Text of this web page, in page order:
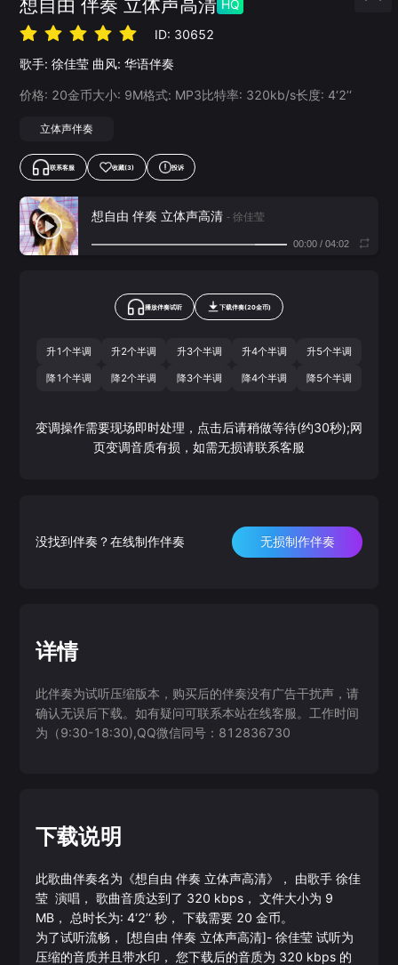
想自由 伴奏 立体声高清 HQ
ID: 30652
歌手: 徐佳莹 曲风: 华语伴奏
价格: 20金币大小: 9M格式: MP3比特率: 320kb/s长度: 4‘2’‘
立体声伴奏
联系客服 收藏(3) 投诉
想自由 伴奏 立体声高清 - 徐佳莹
00:00/ 04:02
播放伴奏试听 下载伴奏(20金币)
升1个半调 升2个半调 升3个半调 升4个半调 升5个半调
降1个半调 降2个半调 降3个半调 降4个半调 降5个半调
变调操作需要现场即时处理，点击后请稍做等待(约30秒);网
页变调音质有损，如需无损请联系客服
没找到伴奏？在线制作伴奏 无损制作伴奏
详情
此伴奏为试听压缩版本，购买后的伴奏没有广告干扰声，请
确认无误后下载。如有疑问可联系本站在线客服。工作时间
为（9:30-18:30),QQ微信同号：812836730
下载说明
此歌曲伴奏名为《想自由 伴奏 立体声高清》， 由歌手 徐佳
莹 演唱， 歌曲音质达到了 320 kbps， 文件大小为 9
MB， 总时长为: 4‘2’‘秒， 下载需要 20 金币。
为了试听流畅， [想自由 伴奏 立体声高清]- 徐佳莹 试听为
压缩的音质并且带水印， 您下载后的音质为 320 kbps 的